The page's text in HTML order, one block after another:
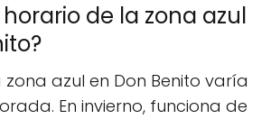
de la zona azul
zona azul en Don Benito varía
En invierno, funciona de